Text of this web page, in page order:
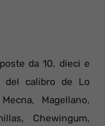
da 10, dieci e
del calibro de Lo
Magellano,
Chewingum,